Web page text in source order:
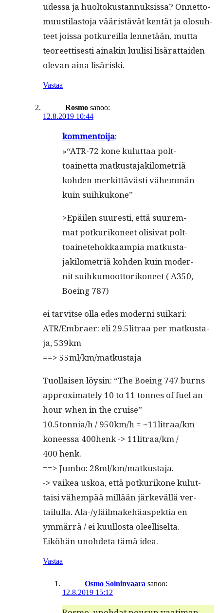
udessa ja huoltokus­tan­nuk­sis­sa? Onnet­to­
muusti­las­to­ja vääristävät ken­tät ja olo­suh­
teet jois­sa potkureil­la lennetään, mut­ta
teo­reet­tis­es­ti ainakin luulisi lisärat­taiden
ole­van aina lisäriski.
Vastaa
Rosmo sanoo:
12.8.2019 10:44
kom­men­toi­ja:
»“ATR-72 kone kulut­taa polt­
toainet­ta matkus­ta­jak­ilo­metriä
kohden merkit­tävästi vähem­män
kuin suihkukone”
>Epäilen suuresti, että suurem­
mat potkurikoneet oli­si­vat polt­
toainete­hokkaampia matkus­ta­
jak­ilo­metriä kohden kuin moder­
nit suihku­moot­torikoneet ( A350,
Boe­ing 787)
ei tarvitse olla edes mod­erni suikari:
ATR/Embraer: eli 29.5litraa per matkus­ta­
ja, 539km
==> 55ml/km/matkustaja
Tuol­laisen löysin: “The Boe­ing 747 burns
approx­i­mate­ly 10 to 11 tonnes of fuel an
hour when in the cruise”
10.5tonnia/h / 950km/h = ~11litraa/km
koneessa 400henk -> 11litraa/km /
400 henk.
==> Jum­bo: 28ml/km/matkustaja.
-> vaikea uskoa, että potkurikone kulut­
taisi vähempää mil­lään järkeväl­lä ver­
tailul­la. Ala-/yläil­make­häaspek­tia en
ymmär­rä / ei kuul­losta oleelliselta.
Eiköhän uno­hde­ta tämä idea.
Vastaa
Osmo Soininvaara sanoo:
12.8.2019 15:12